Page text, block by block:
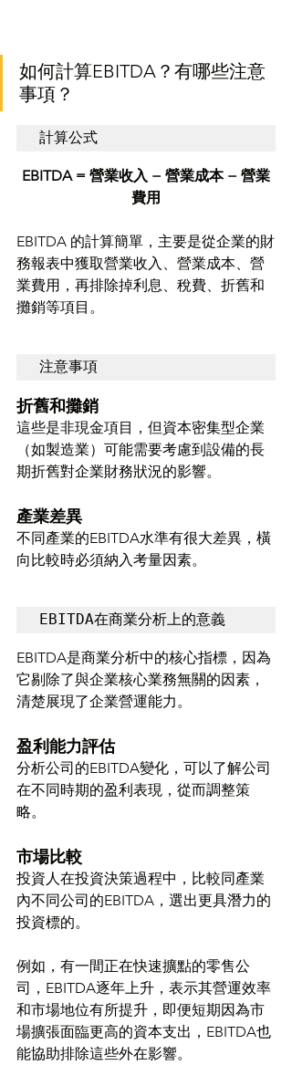
如何計算EBITDA？有哪些注意
事項？
計算公式
EBITDA = 營業收入 − 營業成本 − 營業
費用
EBITDA 的計算簡單，主要是從企業的財
務報表中獲取營業收入、營業成本、營
業費用，再排除掉利息、稅費、折舊和
攤銷等項目。
注意事項
折舊和攤銷
這些是非現金項目，但資本密集型企業
（如製造業）可能需要考慮到設備的長
期折舊對企業財務狀況的影響。
產業差異
不同產業的EBITDA水準有很大差異，橫
向比較時必須納入考量因素。
EBITDA在商業分析上的意義
EBITDA是商業分析中的核心指標，因為
它剔除了與企業核心業務無關的因素，
清楚展現了企業營運能力。
盈利能力評估
分析公司的EBITDA變化，可以了解公司
在不同時期的盈利表現，從而調整策
略。
市場比較
投資人在投資決策過程中，比較同產業
內不同公司的EBITDA，選出更具潛力的
投資標的。
例如，有一間正在快速擴點的零售公
司，EBITDA逐年上升，表示其營運效率
和市場地位有所提升，即便短期因為市
場擴張面臨更高的資本支出，EBITDA也
能協助排除這些外在影響。